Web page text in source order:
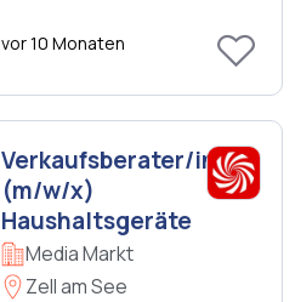
vor 10 Monaten
Verkaufsberater/in
(m/w/x)
Haushaltsgeräte
Media Markt
Zell am See